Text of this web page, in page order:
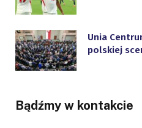
Unia
polskiej
Bądźmy w kontakcie